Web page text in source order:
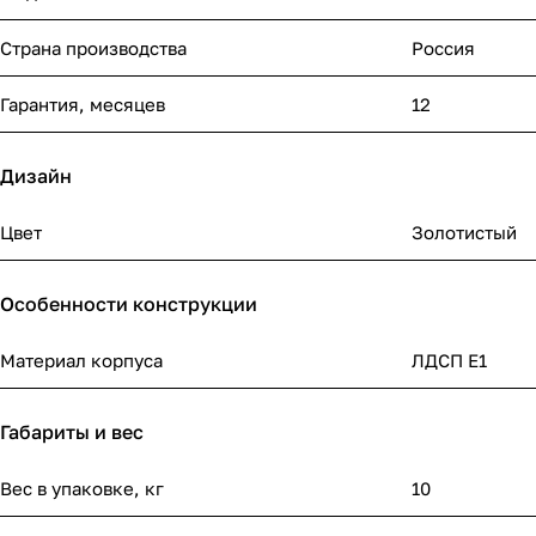
Страна производства Россия
Гарантия, месяцев 12
Дизайн
Цвет Золотистый
Особенности конструкции
Материал корпуса ЛДСП Е1
Габариты и вес
Вес в упаковке, кг 10